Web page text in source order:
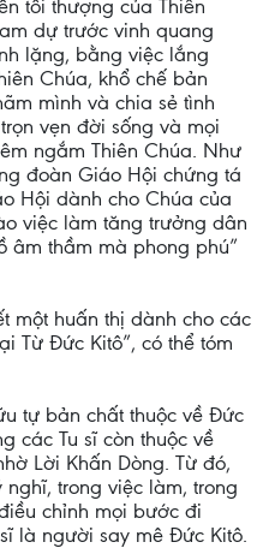
tối thượng của Thiên
dự trước vinh quang
lặng, bằng việc lắng
Chúa, khổ chế bản
mình và chia sẻ tình
vẹn đời sống và mọi
ngắm Thiên Chúa. Như
đoàn Giáo Hội chứng tá
Hội dành cho Chúa của
việc làm tăng trưởng dân
âm thầm mà phong phú”
một huấn thị dành cho các
Từ Đức Kitô”, có thể tóm
tự bản chất thuộc về Đức
các Tu sĩ còn thuộc về
Lời Khấn Dòng. Từ đó,
trong việc làm, trong
chỉnh mọi bước đi
là người say mê Đức Kitô.